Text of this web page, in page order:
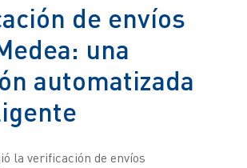
de envíos
una
automatizada
la verificación de envíos